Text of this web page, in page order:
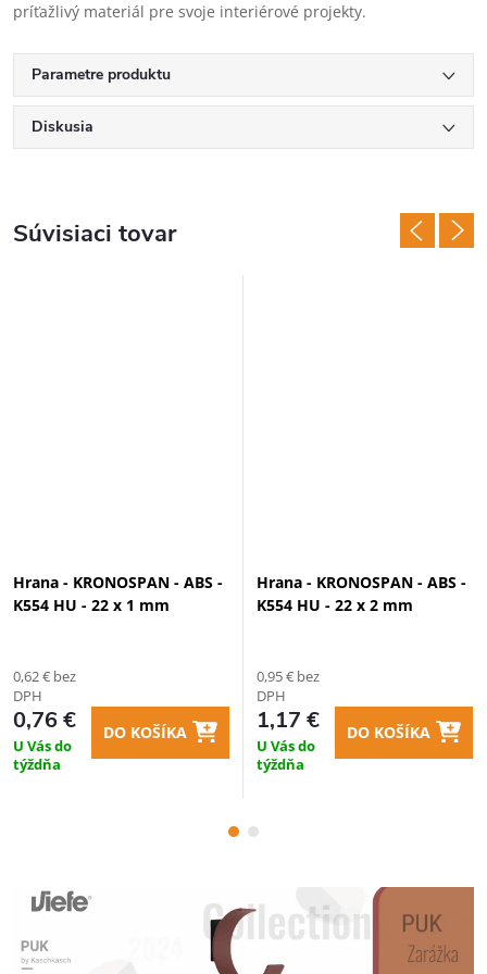
príťažlivý materiál pre svoje interiérové projekty.
Parametre produktu
Diskusia
Súvisiaci tovar
Hrana - KRONOSPAN - ABS -
K554 HU - 22 x 1 mm
0,62 € bez
DPH
0,76 €
U Vás do
týždňa
DO KOŠÍKA
Hrana - KRONOSPAN - ABS -
K554 HU - 22 x 2 mm
0,95 € bez
DPH
1,17 €
U Vás do
týždňa
DO KOŠÍKA